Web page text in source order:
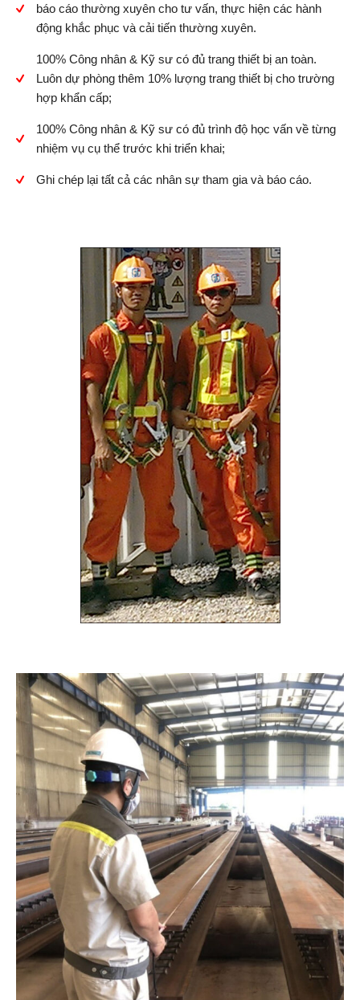
báo cáo thường xuyên cho tư vấn, thực hiện các hành
động khắc phục và cải tiến thường xuyên.
100% Công nhân & Kỹ sư có đủ trang thiết bị an toàn.
Luôn dự phòng thêm 10% lượng trang thiết bị cho trường
hợp khẩn cấp;
100% Công nhân & Kỹ sư có đủ trình độ học vấn về từng
nhiệm vụ cụ thể trước khi triển khai;
Ghi chép lại tất cả các nhân sự tham gia và báo cáo.